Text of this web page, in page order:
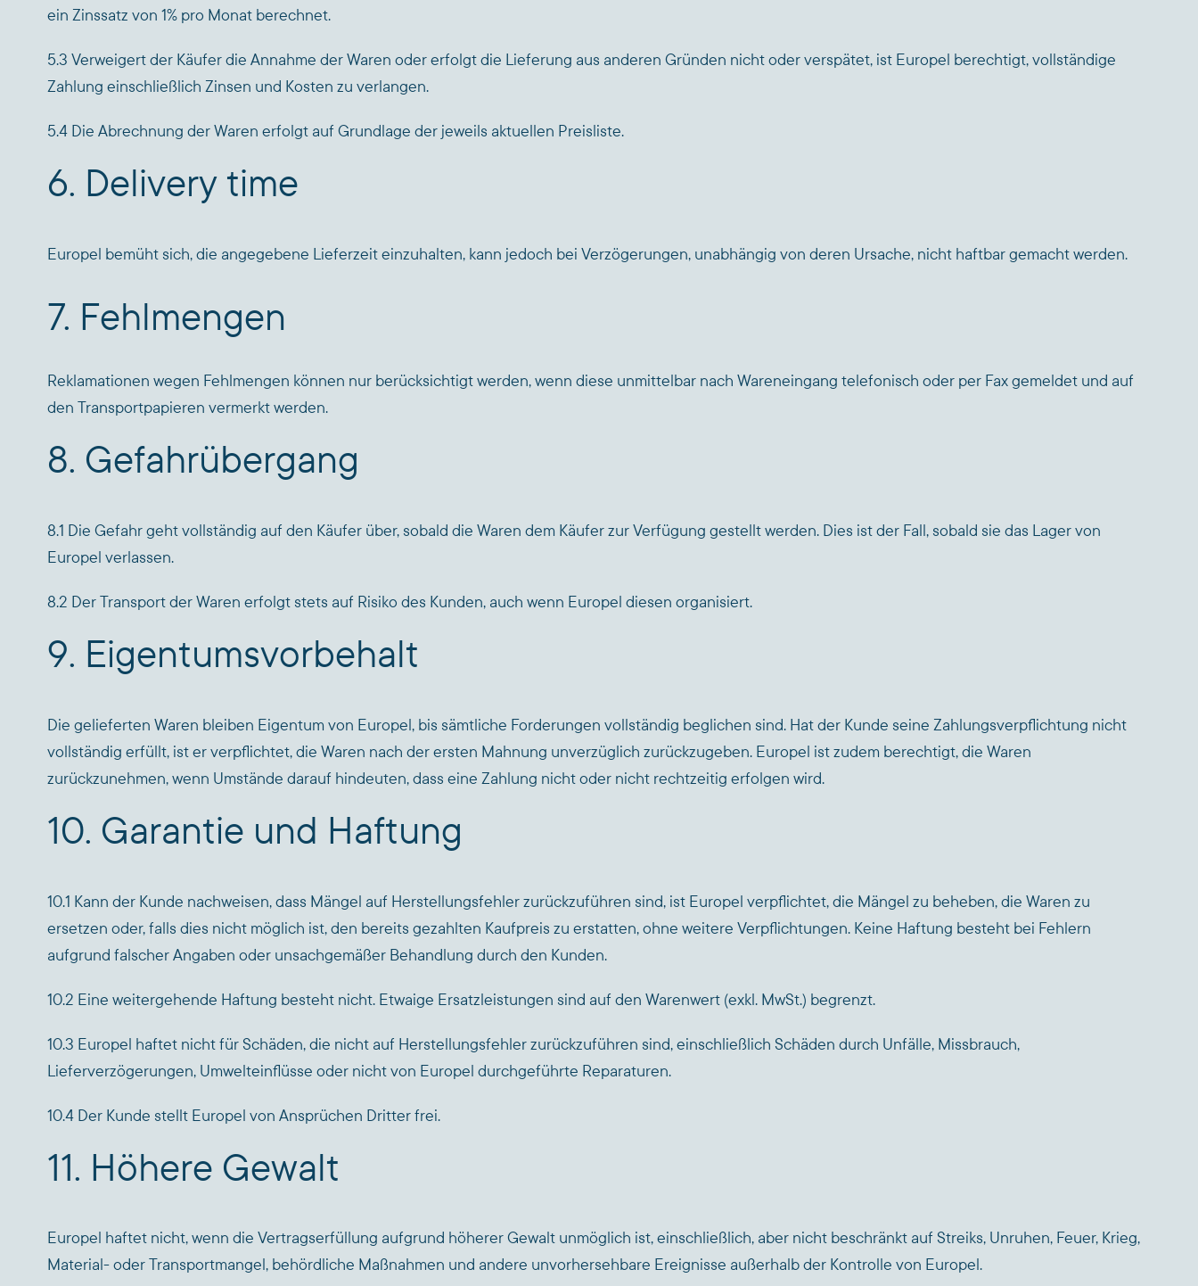
ein Zinssatz von 1% pro Monat berechnet.
5.3 Verweigert der Käufer die Annahme der Waren oder erfolgt die Lieferung aus anderen Gründen nicht oder verspätet, ist Europel berechtigt, vollständige
Zahlung einschließlich Zinsen und Kosten zu verlangen.
5.4 Die Abrechnung der Waren erfolgt auf Grundlage der jeweils aktuellen Preisliste.
6. Delivery time
Europel bemüht sich, die angegebene Lieferzeit einzuhalten, kann jedoch bei Verzögerungen, unabhängig von deren Ursache, nicht haftbar gemacht werden.
7. Fehlmengen
Reklamationen wegen Fehlmengen können nur berücksichtigt werden, wenn diese unmittelbar nach Wareneingang telefonisch oder per Fax gemeldet und auf
den Transportpapieren vermerkt werden.
8. Gefahrübergang
8.1 Die Gefahr geht vollständig auf den Käufer über, sobald die Waren dem Käufer zur Verfügung gestellt werden. Dies ist der Fall, sobald sie das Lager von
Europel verlassen.
8.2 Der Transport der Waren erfolgt stets auf Risiko des Kunden, auch wenn Europel diesen organisiert.
9. Eigentumsvorbehalt
Die gelieferten Waren bleiben Eigentum von Europel, bis sämtliche Forderungen vollständig beglichen sind. Hat der Kunde seine Zahlungsverpflichtung nicht
vollständig erfüllt, ist er verpflichtet, die Waren nach der ersten Mahnung unverzüglich zurückzugeben. Europel ist zudem berechtigt, die Waren
zurückzunehmen, wenn Umstände darauf hindeuten, dass eine Zahlung nicht oder nicht rechtzeitig erfolgen wird.
10. Garantie und Haftung
10.1 Kann der Kunde nachweisen, dass Mängel auf Herstellungsfehler zurückzuführen sind, ist Europel verpflichtet, die Mängel zu beheben, die Waren zu
ersetzen oder, falls dies nicht möglich ist, den bereits gezahlten Kaufpreis zu erstatten, ohne weitere Verpflichtungen. Keine Haftung besteht bei Fehlern
aufgrund falscher Angaben oder unsachgemäßer Behandlung durch den Kunden.
10.2 Eine weitergehende Haftung besteht nicht. Etwaige Ersatzleistungen sind auf den Warenwert (exkl. MwSt.) begrenzt.
10.3 Europel haftet nicht für Schäden, die nicht auf Herstellungsfehler zurückzuführen sind, einschließlich Schäden durch Unfälle, Missbrauch,
Lieferverzögerungen, Umwelteinflüsse oder nicht von Europel durchgeführte Reparaturen.
10.4 Der Kunde stellt Europel von Ansprüchen Dritter frei.
11. Höhere Gewalt
Europel haftet nicht, wenn die Vertragserfüllung aufgrund höherer Gewalt unmöglich ist, einschließlich, aber nicht beschränkt auf Streiks, Unruhen, Feuer, Krieg,
Material- oder Transportmangel, behördliche Maßnahmen und andere unvorhersehbare Ereignisse außerhalb der Kontrolle von Europel.